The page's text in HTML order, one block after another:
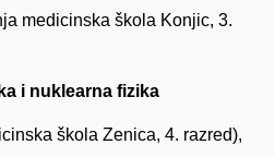
medicinska škola Konjic, 3.
i nuklearna fizika
škola Zenica, 4. razred),